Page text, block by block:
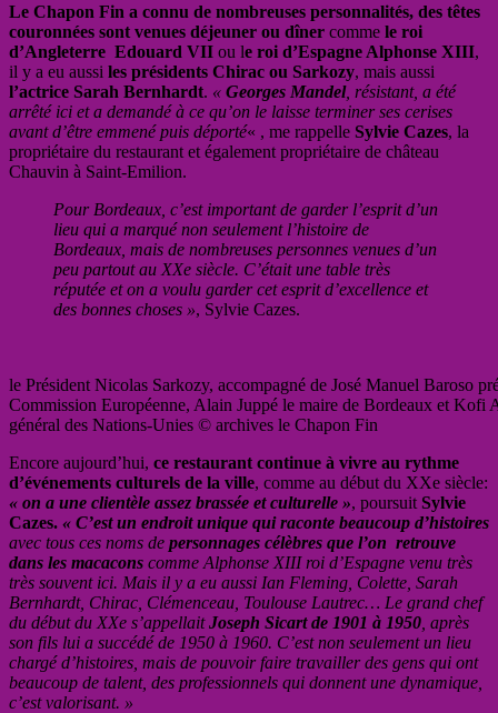
Le Chapon Fin a connu de nombreuses personnalités, des têtes
couronnées sont venues déjeuner ou dîner comme le roi
d’Angleterre Edouard VII ou le roi d’Espagne Alphonse XIII,
il y a eu aussi les présidents Chirac ou Sarkozy, mais aussi
l’actrice Sarah Bernhardt. « Georges Mandel, résistant, a été
arrêté ici et a demandé à ce qu’on le laisse terminer ses cerises
avant d’être emmené puis déporté« , me rappelle Sylvie Cazes, la
propriétaire du restaurant et également propriétaire de château
Chauvin à Saint-Emilion.
Pour Bordeaux, c’est important de garder l’esprit d’un
lieu qui a marqué non seulement l’histoire de
Bordeaux, mais de nombreuses personnes venues d’un
peu partout au XXe siècle. C’était une table très
réputée et on a voulu garder cet esprit d’excellence et
des bonnes choses », Sylvie Cazes.
le Président Nicolas Sarkozy, accompagné de José Manuel Baroso
Commission Européenne, Alain Juppé le maire de Bordeaux et Kofi
général des Nations-Unies © archives le Chapon Fin
Encore aujourd’hui, ce restaurant continue à vivre au rythme
d’événements culturels de la ville, comme au début du XXe siècle:
« on a une clientèle assez brassée et culturelle », poursuit Sylvie
Cazes. « C’est un endroit unique qui raconte beaucoup d’histoires
avec tous ces noms de personnages célèbres que l’on retrouve
dans les macacons comme Alphonse XIII roi d’Espagne venu très
très souvent ici. Mais il y a eu aussi Ian Fleming, Colette, Sarah
Bernhardt, Chirac, Clémenceau, Toulouse Lautrec… Le grand chef
du début du XXe s’appellaitJoseph Sicart de 1901 à 1950 , après
son fils lui a succédé de 1950 à 1960. C’est non seulement un lieu
chargé d’histoires, mais de pouvoir faire travailler des gens qui ont
beaucoup de talent, des professionnels qui donnent une dynamique,
c’est valorisant. »